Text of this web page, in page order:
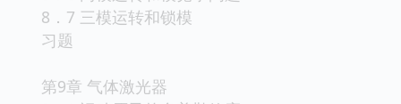
8．7 三模运转和锁模
习题
第9章 气体激光器